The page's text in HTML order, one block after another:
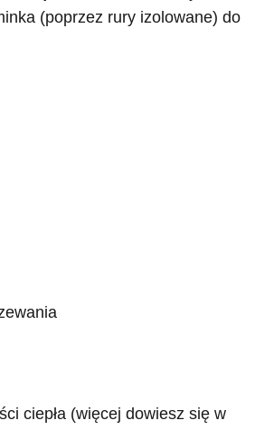
(poprzez rury izolowane) do
ciepła (więcej dowiesz się w